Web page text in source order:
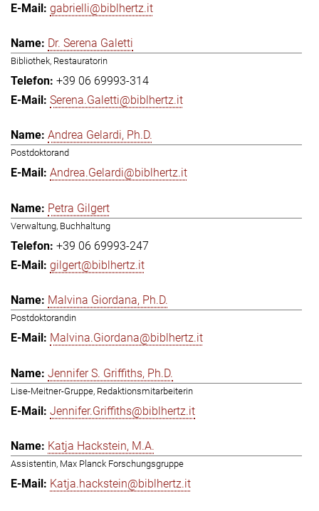
gabrielli@biblhertz.it
Dr. Serena Galetti
Bibliothek, Restauratorin
+39 06 69993-314
Serena.Galetti@biblhertz.it
Andrea Gelardi, Ph.D.
Postdoktorand
Andrea.Gelardi@biblhertz.it
Petra Gilgert
Verwaltung, Buchhaltung
+39 06 69993-247
gilgert@biblhertz.it
Malvina Giordana, Ph.D.
Postdoktorandin
Malvina.Giordana@biblhertz.it
Jennifer S. Griffiths, Ph.D.
Lise-Meitner-Gruppe, Redaktionsmitarbeiterin
Jennifer.Griffiths@biblhertz.it
Katja Hackstein, M.A.
Assistentin, Max Planck Forschungsgruppe
Katja.hackstein@biblhertz.it